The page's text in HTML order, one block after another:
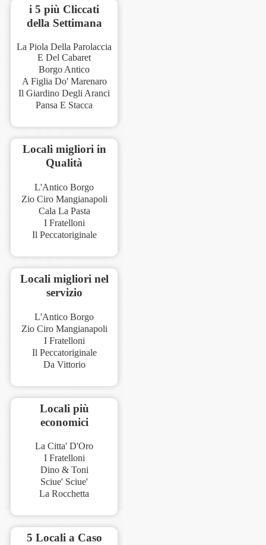
i 5 più Cliccati
della Settimana
La Piola Della Parolaccia
E Del Cabaret
Borgo Antico
A Figlia Do' Marenaro
Il Giardino Degli Aranci
Pansa E Stacca
Locali migliori in
Qualità
L'Antico Borgo
Zio Ciro Mangianapoli
Cala La Pasta
I Fratelloni
Il Peccatoriginale
Locali migliori nel
servizio
L'Antico Borgo
Zio Ciro Mangianapoli
I Fratelloni
Il Peccatoriginale
Da Vittorio
Locali più
economici
La Citta' D'Oro
I Fratelloni
Dino & Toni
Sciue' Sciue'
La Rocchetta
5 Locali a Caso